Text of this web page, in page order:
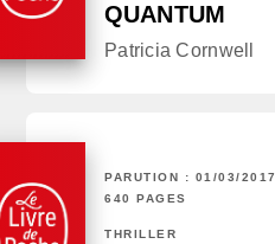
QUANTUM
Patricia Cornwell
PARUTION : 01/03/2017
640 PAGES
THRILLER